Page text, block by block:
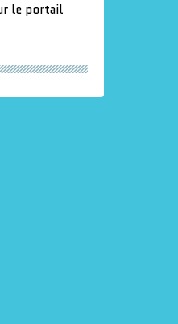
le portail